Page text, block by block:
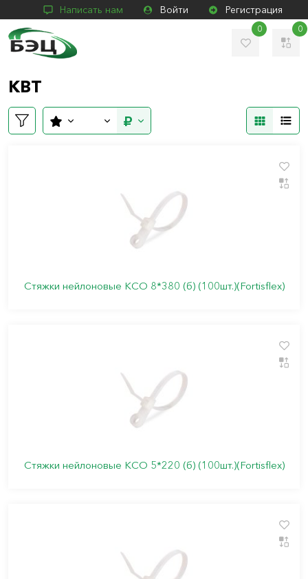
Написать нам Войти Регистрация
0 0
КВТ
Стяжки нейлоновые КСО 8*380 (б) (100шт.)(Fortisflex)
Стяжки нейлоновые КСО 5*220 (б) (100шт.)(Fortisflex)